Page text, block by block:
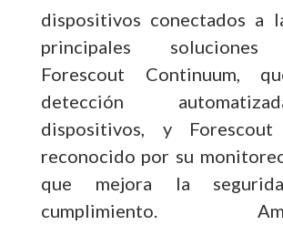
dispositivos conectados a
principales soluciones
Forescout Continuum,
detección
dispositivos, y Forescout
reconocido por su
que mejora la
cumplimiento.